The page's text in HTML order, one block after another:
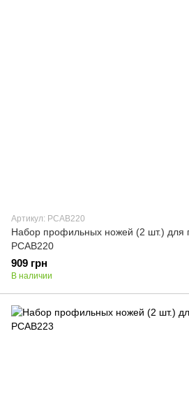
Артикул: PCAB220
Набор профильных ножей (2 шт.) для
PCAB220
909 грн
В наличии